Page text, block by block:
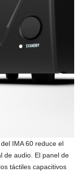
IMA 60 reduce el
de audio. El panel de
táctiles capacitivos